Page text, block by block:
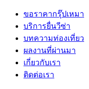
ขอราคากรุ๊ปเหมา
บริการยื่นวีซ่า
บทความท่องเที่ยว
ผลงานที่ผ่านมา
เกี่ยวกับเรา
ติดต่อเรา